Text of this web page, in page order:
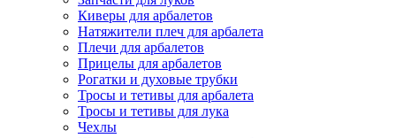
Киверы для арбалетов
Натяжители плеч для арбалета
Плечи для арбалетов
Прицелы для арбалетов
Рогатки и духовые трубки
Тросы и тетивы для арбалета
Тросы и тетивы для лука
Чехлы